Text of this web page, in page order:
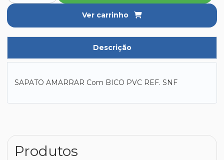
Ver carrinho
Descrição
SAPATO AMARRAR Com BICO PVC REF. SNF
Produtos